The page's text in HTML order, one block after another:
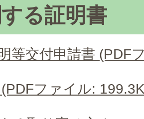
る証明書
等交付申請書 (PDF
ファイル: